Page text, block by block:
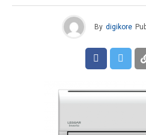
By digikore